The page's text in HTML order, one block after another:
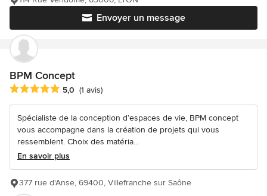
Envoyer un message
BPM Concept
Note moyenne : 5 étoiles sur 5
5,0 (1 avis)
Spécialiste de la conception d’espaces de vie, BPM concept
vous accompagne dans la création de projets qui vous
ressemblent. Choix des matéria...
En savoir plus
377 rue d'Anse, 69400, Villefranche sur Saône